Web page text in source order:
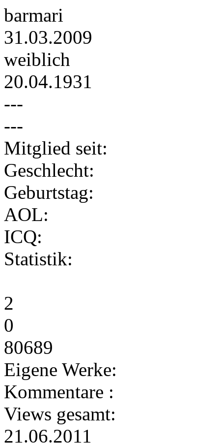
barmari
31.03.2009
weiblich
20.04.1931
---
---
Mitglied seit:
Geschlecht:
Geburtstag:
AOL:
ICQ:
Statistik:
2
0
80689
Eigene Werke:
Kommentare :
Views gesamt:
21.06.2011